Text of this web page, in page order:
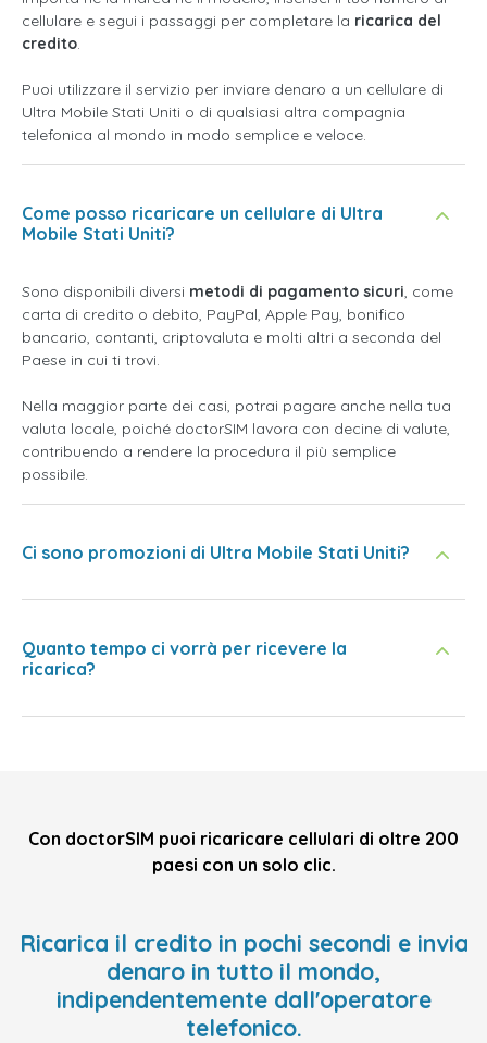
cellulare e segui i passaggi per completare la ricarica del
credito.
Puoi utilizzare il servizio per inviare denaro a un cellulare di
Ultra Mobile Stati Uniti o di qualsiasi altra compagnia
telefonica al mondo in modo semplice e veloce.
Come posso ricaricare un cellulare di Ultra
Mobile Stati Uniti?
Sono disponibili diversi metodi di pagamento sicuri, come
carta di credito o debito, PayPal, Apple Pay, bonifico
bancario, contanti, criptovaluta e molti altri a seconda del
Paese in cui ti trovi.
Nella maggior parte dei casi, potrai pagare anche nella tua
valuta locale, poiché doctorSIM lavora con decine di valute,
contribuendo a rendere la procedura il più semplice
possibile.
Ci sono promozioni di Ultra Mobile Stati Uniti?
Quanto tempo ci vorrà per ricevere la
ricarica?
Con doctorSIM puoi ricaricare cellulari di oltre 200
paesi con un solo clic.
Ricarica il credito in pochi secondi e invia
denaro in tutto il mondo,
indipendentemente dall'operatore
telefonico.